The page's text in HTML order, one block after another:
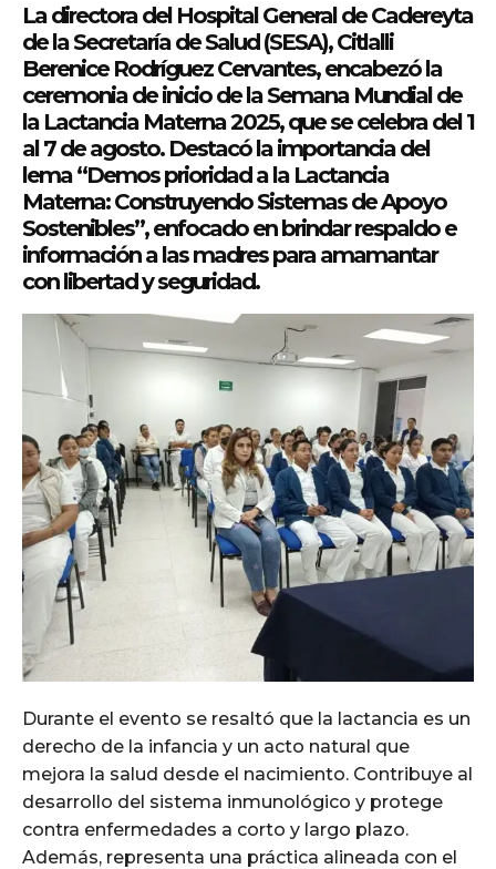
La directora del Hospital General de Cadereyta
de la Secretaría de Salud (SESA), Citlalli
Berenice Rodríguez Cervantes, encabezó la
ceremonia de inicio de la Semana Mundial de
la Lactancia Materna 2025, que se celebra del 1
al 7 de agosto. Destacó la importancia del
lema “Demos prioridad a la Lactancia
Materna: Construyendo Sistemas de Apoyo
Sostenibles”, enfocado en brindar respaldo e
información a las madres para amamantar
con libertad y seguridad.
Durante el evento se resaltó que la lactancia es un
derecho de la infancia y un acto natural que
mejora la salud desde el nacimiento. Contribuye al
desarrollo del sistema inmunológico y protege
contra enfermedades a corto y largo plazo.
Además, representa una práctica alineada con el